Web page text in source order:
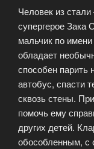
Человек из
супергерое Зака
мальчик по
обладает
способен
автобус, спасти
сквозь стены.
помочь ему
других детей.
обособленным, с